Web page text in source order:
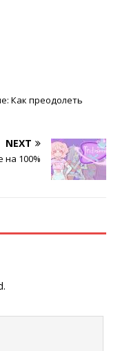
Как преодолеть
NEXT
на 100%